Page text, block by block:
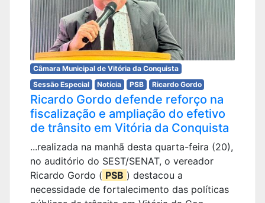
Câmara Municipal de Vitória da Conquista
Sessão Especial
Notícia PSB Ricardo Gordo
Ricardo Gordo defende reforço na
fiscalização e ampliação do efetivo
de trânsito em Vitória da Conquista
...realizada na manhã desta quarta-feira (20),
no auditório do SEST/SENAT, o vereador
Ricardo Gordo ( PSB ) destacou a
necessidade de fortalecimento das políticas